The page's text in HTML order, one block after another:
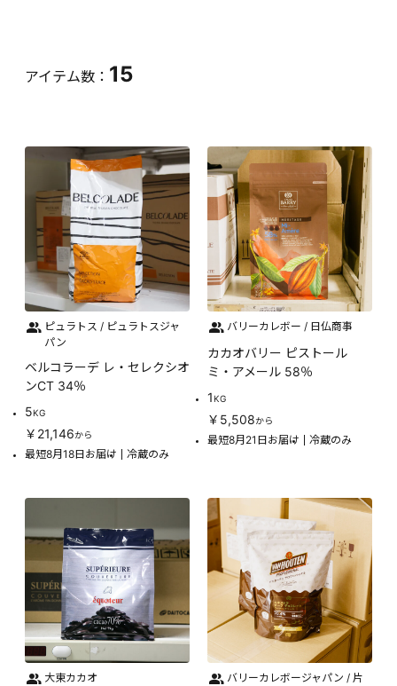
アイテム数： 15
ピュラトス / ピュラトスジャ
パン
ベルコラーデ レ・セレクシオ
ンCT 34％
5KG
￥21,146から
最短8月18日お届け 冷蔵のみ
バリーカレボー / 日仏商事
カカオバリー ピストール
ミ・アメール 58％
1KG
￥5,508から
最短8月21日お届け 冷蔵のみ
大東カカオ
バリーカレボージャパン / 片